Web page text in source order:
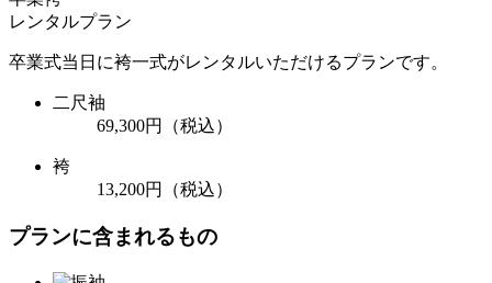
レンタルプラン
卒業式当日に袴一式がレンタルいただけるプランです。
二尺袖
69,300円
（税込）
袴
13,200円
（税込）
プランに含まれるもの